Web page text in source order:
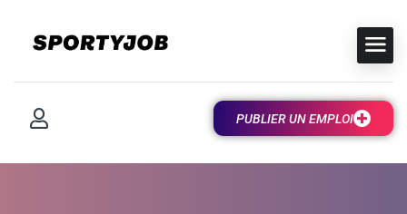
PUBLIER UN EMPLOI